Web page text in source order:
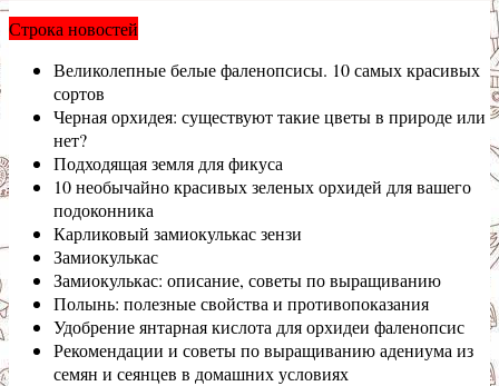
Строка новостей
Великолепные белые фаленопсисы. 10 самых красивых
сортов
Черная орхидея: существуют такие цветы в природе или
нет?
Подходящая земля для фикуса
10 необычайно красивых зеленых орхидей для вашего
подоконника
Карликовый замиокулькас зензи
Замиокулькас
Замиокулькас: описание, советы по выращиванию
Полынь: полезные свойства и противопоказания
Удобрение янтарная кислота для орхидеи фаленопсис
Рекомендации и советы по выращиванию адениума из
семян и сеянцев в домашних условиях